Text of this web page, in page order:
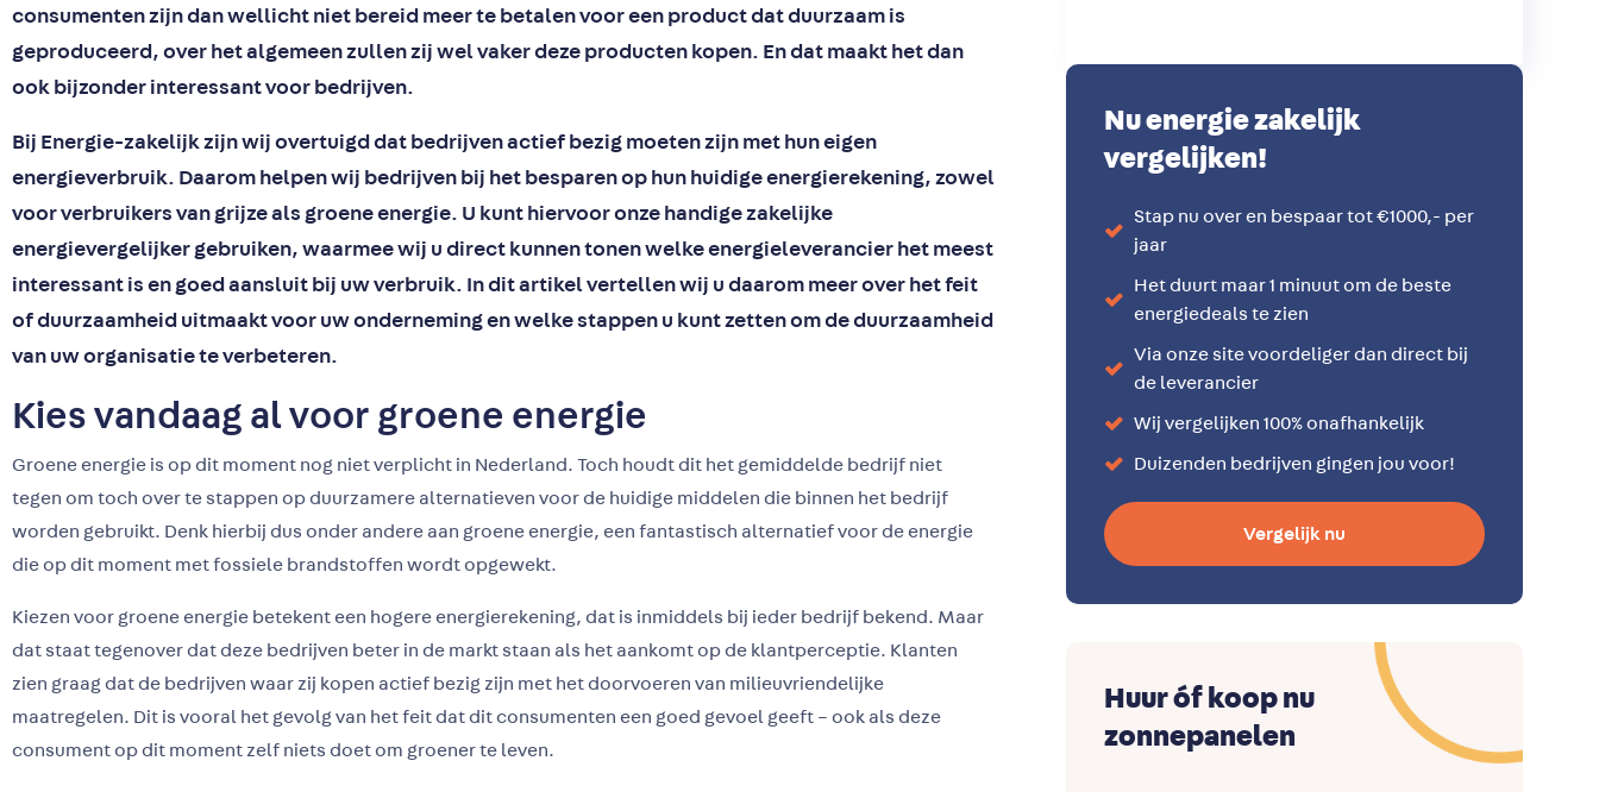
consumenten zijn dan wellicht niet bereid meer te betalen voor een product dat duurzaam is
geproduceerd, over het algemeen zullen zij wel vaker deze producten kopen. En dat maakt het dan
ook bijzonder interessant voor bedrijven.
Bij Energie-zakelijk zijn wij overtuigd dat bedrijven actief bezig moeten zijn met hun eigen
energieverbruik. Daarom helpen wij bedrijven bij het besparen op hun huidige energierekening, zowel
voor verbruikers van grijze als groene energie. U kunt hiervoor onze handige zakelijke
energievergelijker gebruiken, waarmee wij u direct kunnen tonen welke energieleverancier het meest
interessant is en goed aansluit bij uw verbruik. In dit artikel vertellen wij u daarom meer over het feit
of duurzaamheid uitmaakt voor uw onderneming en welke stappen u kunt zetten om de duurzaamheid
van uw organisatie te verbeteren.
Kies vandaag al voor groene energie
Groene energie is op dit moment nog niet verplicht in Nederland. Toch houdt dit het gemiddelde bedrijf niet
tegen om toch over te stappen op duurzamere alternatieven voor de huidige middelen die binnen het bedrijf
worden gebruikt. Denk hierbij dus onder andere aan groene energie, een fantastisch alternatief voor de energie
die op dit moment met fossiele brandstoffen wordt opgewekt.
Kiezen voor groene energie betekent een hogere energierekening, dat is inmiddels bij ieder bedrijf bekend. Maar
dat staat tegenover dat deze bedrijven beter in de markt staan als het aankomt op de klantperceptie. Klanten
zien graag dat de bedrijven waar zij kopen actief bezig zijn met het doorvoeren van milieuvriendelijke
maatregelen. Dit is vooral het gevolg van het feit dat dit consumenten een goed gevoel geeft – ook als deze
consument op dit moment zelf niets doet om groener te leven.
Nu energie zakelijk
vergelijken!
Stap nu over en bespaar tot €1000,- per
jaar
Het duurt maar 1 minuut om de beste
energiedeals te zien
Via onze site voordeliger dan direct bij
de leverancier
Wij vergelijken 100% onafhankelijk
Duizenden bedrijven gingen jou voor!
Vergelijk nu
Huur óf koop nu
zonnepanelen